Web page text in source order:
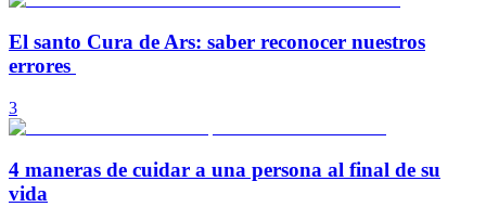
El santo Cura de Ars: saber reconocer nuestros
errores
3
4 maneras de cuidar a una persona al final de su
vida